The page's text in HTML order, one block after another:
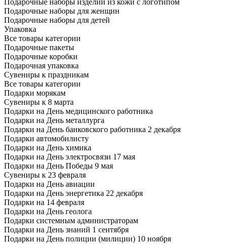
Подарочные наборы изделий из кожи с логотипом
Подарочные наборы для женщин
Подарочные наборы для детей
Упаковка
Все товары категории
Подарочные пакеты
Подарочные коробки
Подарочная упаковка
Сувениры к праздникам
Все товары категории
Подарки морякам
Сувениры к 8 марта
Подарки на День медицинского работника
Подарки на День металлурга
Подарки на День банковского работника 2 декабря
Подарки автомобилисту
Подарки на День химика
Подарки на День электросвязи 17 мая
Подарки на День Победы 9 мая
Сувениры к 23 февраля
Подарки на День авиации
Подарки на День энергетика 22 декабря
Подарки на 14 февраля
Подарки на День геолога
Подарки системным администраторам
Подарки на День знаний 1 сентября
Подарки на День полиции (милиции) 10 ноября